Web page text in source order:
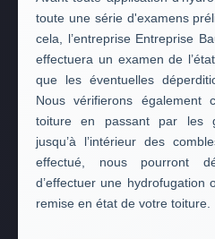
toute une série d'examens
cela, l’entreprise Entreprise
effectuera un examen de
que les éventuelles
Nous vérifierons également
toiture en passant par les
jusqu’à l’intérieur des
effectué, nous pourront
d’effectuer une hydrofugation
remise en état de votre toiture.